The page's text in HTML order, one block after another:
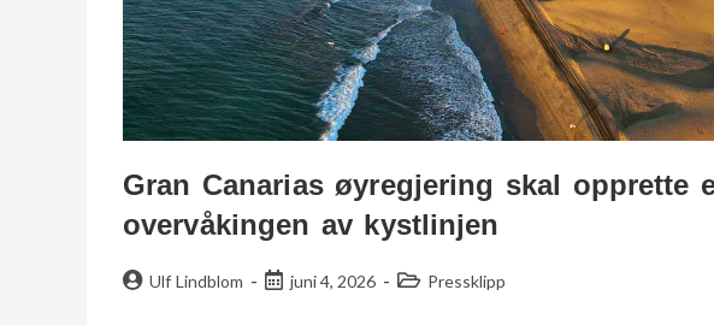
Gran Canarias øyregjering skal opprette
overvåkingen av kystlinjen
Ulf Lindblom juni 4, 2026 Pressklipp